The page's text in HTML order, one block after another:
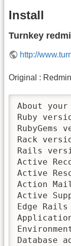
Install
Turnkey
http://
Original :
About
Ruby
Rack
Rails
Active
Active
Action
Active
Edge
Database